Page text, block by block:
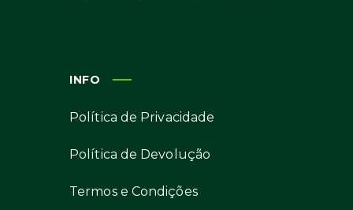
INFO
Política de Privacidade
Política de Devolução
Termos e Condições